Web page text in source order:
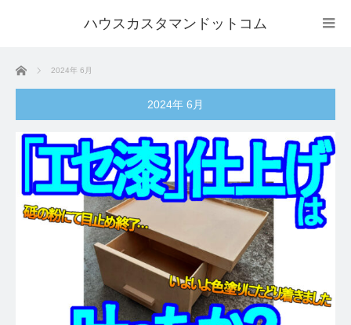
ハウスカスタマンドットコム
ホーム 2024年 6月
2024年 6月